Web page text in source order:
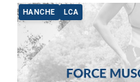
HANCHE LCA